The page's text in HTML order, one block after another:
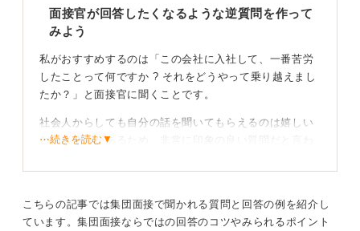
面接官が回答したくなるような逆質問を作って
みよう
私がおすすめするのは「この会社に入社して、一番苦労
したことって何ですか ? それをどうやって乗り越えまし
たか？」と面接官に聞くことです。
社会人からしても自分の話を聞いてもらえるのは嬉しい
という側面があるため、非常に印象の良い質問だと言わ
しれません。そのため、それ以外でも考えてみると、や
はり自分のオリジナルの話から「こういうことを考えた
⋯続きを読む▼
こちらの記事では集団面接で聞かれる質問と回答の例を紹介し
ています。集団面接ならではの回答のコツやみられるポイント